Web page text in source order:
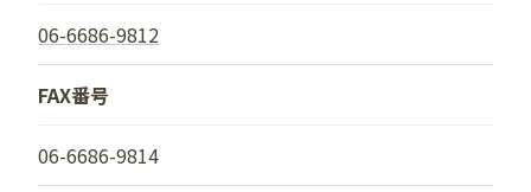
06-6686-9812
FAX番号
06-6686-9814